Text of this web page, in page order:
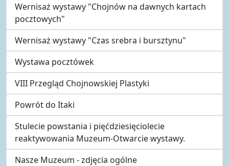
Wernisaż wystawy "Chojnów na dawnych kartach
pocztowych"
Wernisaż wystawy "Czas srebra i bursztynu"
Wystawa pocztówek
VIII Przegląd Chojnowskiej Plastyki
Powrót do Itaki
Stulecie powstania i pięćdziesięciolecie
reaktywowania Muzeum-Otwarcie wystawy.
Nasze Muzeum - zdjęcia ogólne